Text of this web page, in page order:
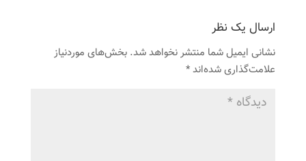
ارسال یک نظر
نشانی ایمیل شما منتشر نخواهد شد. بخش‌های موردنیاز
علامت‌گذاری شده‌اند*